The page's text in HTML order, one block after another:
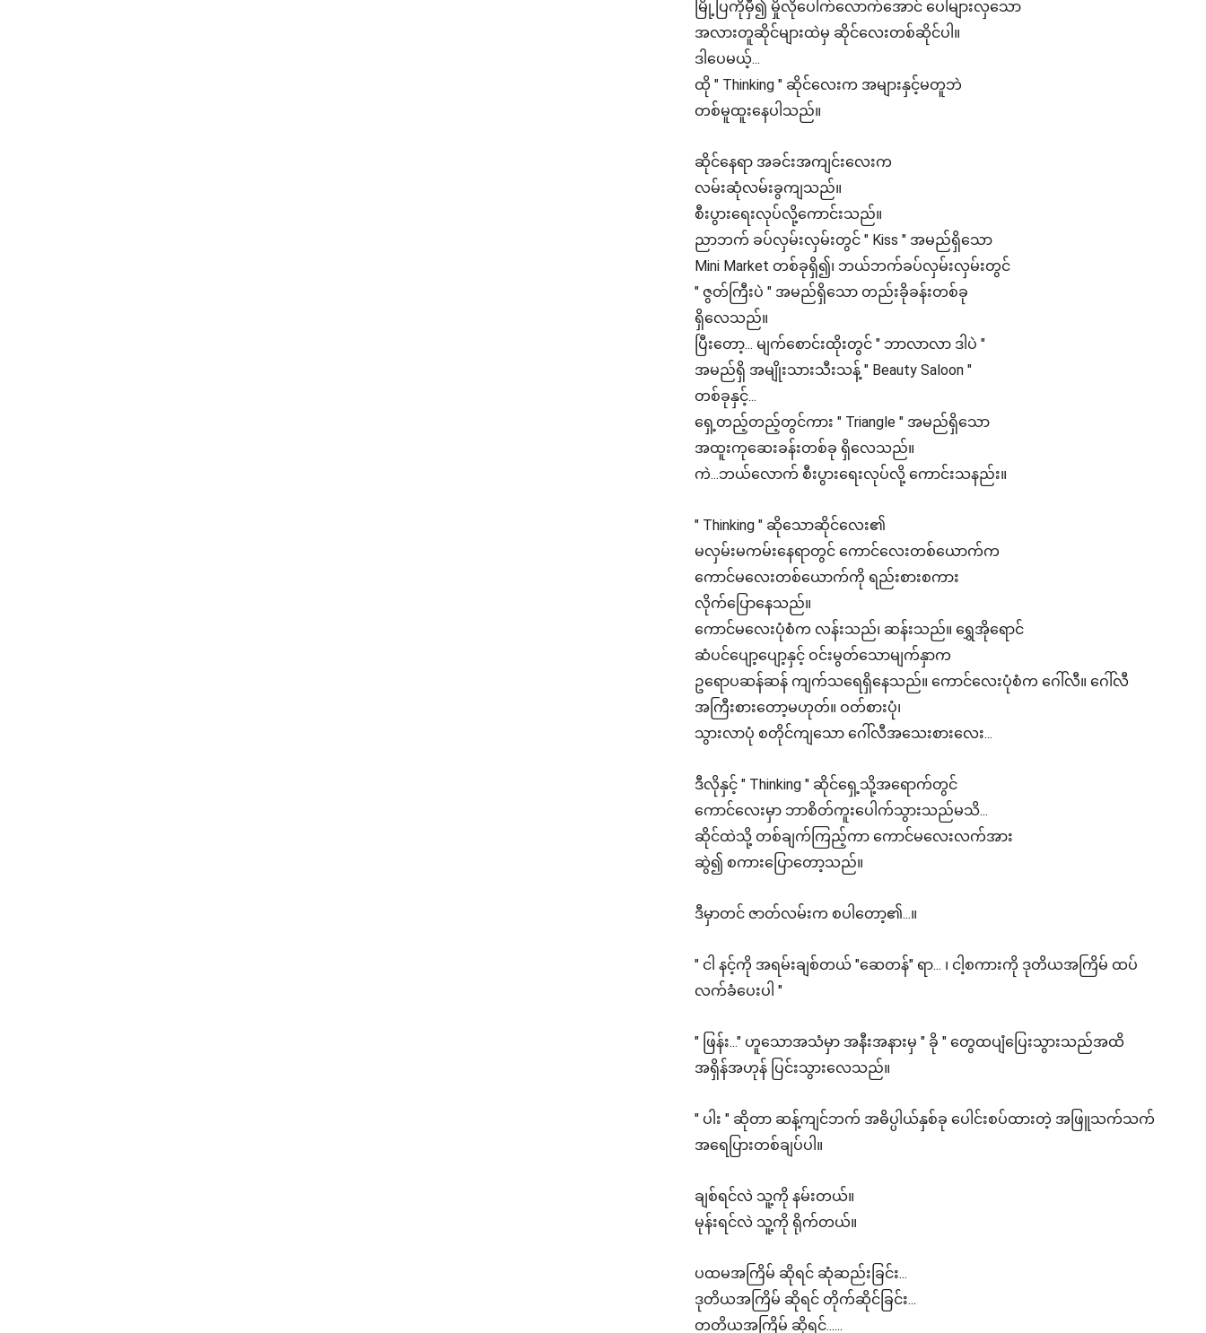
မြို့ပြကိုမှီ၍ မှိုလိုပေါက်လောက်အောင် ပေါများလှသော
အလားတူဆိုင်များထဲမှ ဆိုင်လေးတစ်ဆိုင်ပါ။
ဒါပေမယ့်...
ထို " Thinking " ဆိုင်လေးက အများနှင့်မတူဘဲ
တစ်မူထူးနေပါသည်။
ဆိုင်နေရာ အခင်းအကျင်းလေးက
လမ်းဆုံလမ်းခွကျသည်။
စီးပွားရေးလုပ်လို့ကောင်းသည်။
ညာဘက် ခပ်လှမ်းလှမ်းတွင် " Kiss " အမည်ရှိသော
Mini Market တစ်ခုရှိ၍၊ ဘယ်ဘက်ခပ်လှမ်းလှမ်းတွင်
" ဇွတ်ကြီးပဲ " အမည်ရှိသော တည်းခိုခန်းတစ်ခု
ရှိလေသည်။
ပြီးတော့... မျက်စောင်းထိုးတွင် " ဘာလာလာ ဒါပဲ "
အမည်ရှိ အမျိုးသားသီးသန့် " Beauty Saloon "
တစ်ခုနှင့်...
ရှေ့တည့်တည့်တွင်ကား " Triangle " အမည်ရှိသော
အထူးကုဆေးခန်းတစ်ခု ရှိလေသည်။
ကဲ...ဘယ်လောက် စီးပွားရေးလုပ်လို့ ကောင်းသနည်း။
" Thinking " ဆိုသောဆိုင်လေး၏
မလှမ်းမကမ်းနေရာတွင် ကောင်လေးတစ်ယောက်က
ကောင်မလေးတစ်ယောက်ကို ရည်းစားစကား
လိုက်ပြောနေသည်။
ကောင်မလေးပုံစံက လန်းသည်၊ ဆန်းသည်။ ရွှေအိုရောင်
ဆံပင်ပျော့ပျော့နှင့် ဝင်းမွတ်သောမျက်နှာက
ဥရောပဆန်ဆန် ကျက်သရေရှိနေသည်။ ကောင်လေးပုံစံက ဂေါ်လီ။ ဂေါ်လီ
အကြီးစားတော့မဟုတ်။ ဝတ်စားပုံ၊
သွားလာပုံ စတိုင်ကျသော ဂေါ်လီအသေးစားလေး...
ဒီလိုနှင့် " Thinking " ဆိုင်ရှေ့သို့အရောက်တွင်
ကောင်လေးမှာ ဘာစိတ်ကူးပေါက်သွားသည်မသိ...
ဆိုင်ထဲသို့ တစ်ချက်ကြည့်ကာ ကောင်မလေးလက်အား
ဆွဲ၍ စကားပြောတော့သည်။
ဒီမှာတင် ဇာတ်လမ်းက စပါတော့၏...။
" ငါ နင့်ကို အရမ်းချစ်တယ် "ဆေတန်" ရာ... ၊ ငါ့စကားကို ဒုတိယအကြိမ် ထပ်
လက်ခံပေးပါ "
" ဖြန်း..." ဟူသောအသံမှာ အနီးအနားမှ " ခို " တွေထပျံပြေးသွားသည်အထိ
အရှိန်အဟုန် ပြင်းသွားလေသည်။
" ပါး " ဆိုတာ ဆန့်ကျင်ဘက် အဓိပ္ပါယ်နှစ်ခု ပေါင်းစပ်ထားတဲ့ အဖြူသက်သက်
အရေပြားတစ်ချပ်ပါ။
ချစ်ရင်လဲ သူ့ကို နမ်းတယ်။
မုန်းရင်လဲ သူ့ကို ရိုက်တယ်။
ပထမအကြိမ် ဆိုရင် ဆုံဆည်းခြင်း...
ဒုတိယအကြိမ် ဆိုရင် တိုက်ဆိုင်ခြင်း...
တတိယအကြိမ် ဆိုရင်......